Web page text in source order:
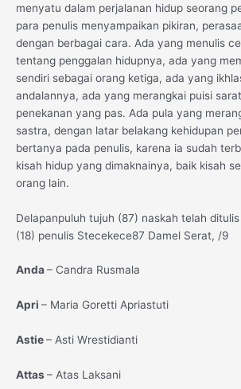
menyatu dalam perjalanan hidup seorang
para penulis menyampaikan pikiran,
dengan berbagai cara. Ada yang menulis
tentang penggalan hidupnya, ada yang
sendiri sebagai orang ketiga, ada yang
andalannya, ada yang merangkai puisi
penekanan yang pas. Ada pula yang
sastra, dengan latar belakang kehidupan
bertanya pada penulis, karena ia sudah
kisah hidup yang dimaknainya, baik kisah
orang lain.
Delapanpuluh tujuh (87) naskah telah
(18) penulis Stecekece87 Damel Serat, /9
Anda– Candra Rusmala
Apri – Maria Goretti Apriastuti
Astie– Asti Wrestidianti
Attas – Atas Laksani